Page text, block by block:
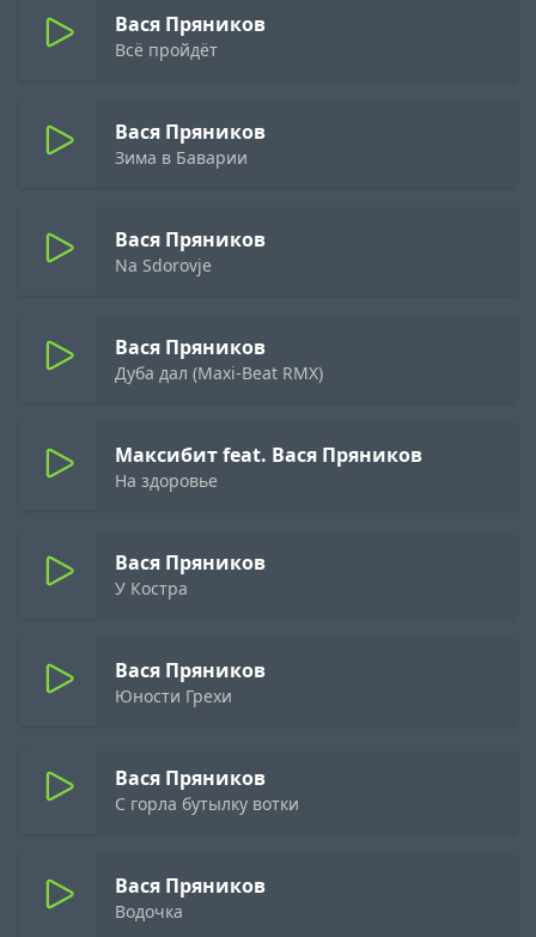
Вася Пряников
Всё пройдёт
Вася Пряников
Зима в Баварии
Вася Пряников
Na Sdorovje
Вася Пряников
Дуба дал (Maxi-Beat RMX)
Максибит feat. Вася Пряников
На здоровье
Вася Пряников
У Костра
Вася Пряников
Юности Грехи
Вася Пряников
С горла бутылку вотки
Вася Пряников
Водочка